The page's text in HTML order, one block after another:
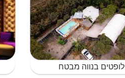
לופטים בנווה מבטח